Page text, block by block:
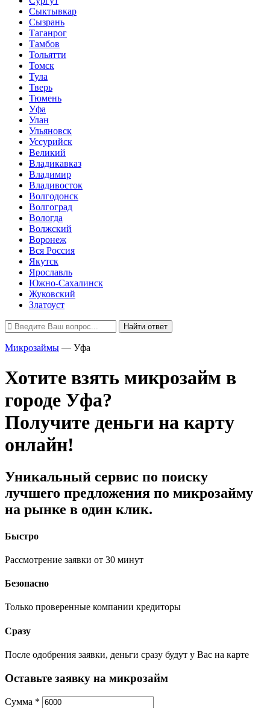
Сыктывкар
Сызрань
Таганрог
Тамбов
Тольятти
Томск
Тула
Тверь
Тюмень
Уфа
Улан
Ульяновск
Уссурийск
Великий
Владикавказ
Владимир
Владивосток
Волгодонск
Волгоград
Вологда
Волжский
Воронеж
Вся Россия
Якутск
Ярославль
Южно-Сахалинск
Жуковский
Златоуст
Найти ответ
Микрозаймы — Уфа
Хотите взять микрозайм в
городе Уфа?
Получите деньги на карту
онлайн!
Уникальный сервис по поиску
лучшего предложения по микрозайму
на рынке в один клик.
Быстро
Рассмотрение заявки от 30 минут
Безопасно
Только проверенные компании кредиторы
Сразу
После одобрения заявки, деньги сразу будут у Вас на карте
Оставьте заявку на микрозайм
Сумма *